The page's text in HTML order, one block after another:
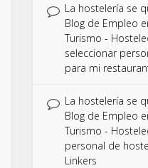
La hostelería se
Blog de Empleo
Turismo -
seleccionar
para mi
La hostelería se
Blog de Empleo
Turismo -
personal de
Linkers